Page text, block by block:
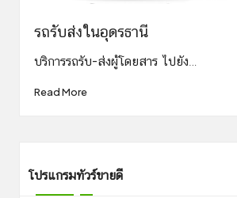
รถรับส่งในอุดรธานี
บริการรถรับ-ส่งผู้โดยสาร ไปยัง…
Read More
โปรแกรมทัวร์ขายดี